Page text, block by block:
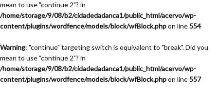
mean to use "continue 2"? in
/home/storage/9/08/b2/cidadedadanca1/public_html/acervo/wp-
content/plugins/wordfence/models/block/wfBlock.phpon line554
Warning: "continue" targeting switch is equivalent to "break". Did you
mean to use "continue 2"? in
/home/storage/9/08/b2/cidadedadanca1/public_html/acervo/wp-
content/plugins/wordfence/models/block/wfBlock.phpon line557